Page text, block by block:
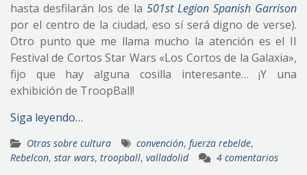
hasta desfilarán los de la 501st Legion Spanish Garrison
por el centro de la ciudad, eso sí será digno de verse).
Otro punto que me llama mucho la atención es el II
Festival de Cortos Star Wars «Los Cortos de la Galaxia»,
fijo que hay alguna cosilla interesante… ¡Y una
exhibición de TroopBall!
Siga leyendo…
Otras sobre cultura convención, fuerza rebelde,
Rebelcon, star wars, troopball, valladolid 4 comentarios